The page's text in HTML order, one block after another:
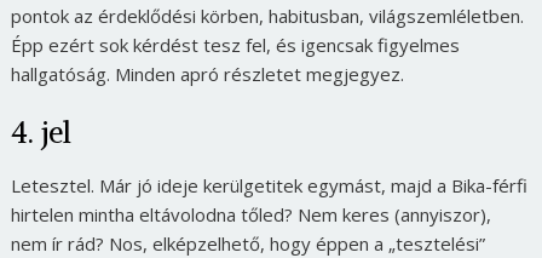
pontok az érdeklődési körben, habitusban, világszemléletben.
Épp ezért sok kérdést tesz fel, és igencsak figyelmes
hallgatóság. Minden apró részletet megjegyez.
4. jel
Letesztel. Már jó ideje kerülgetitek egymást, majd a Bika-férfi
hirtelen mintha eltávolodna tőled? Nem keres (annyiszor),
nem ír rád? Nos, elképzelhető, hogy éppen a „tesztelési”